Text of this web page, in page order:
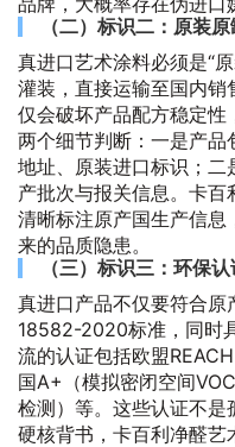
（二）标识二：原装
真进口艺术涂料必须是“
灌装，直接运输至国内销
仅会破坏产品配方稳定性
两个细节判断：一是产
地址、原装进口标识；二
产批次与报关信息。卡
清晰标注原产国生产信
来的品质隐患。
（三）标识三：环保
真进口产品不仅要符合原
18582-2020标准，同时
流的认证包括欧盟
国A+（模拟密闭空间
检测）等。这些认证不是
硬核背书，卡百利净醛艺